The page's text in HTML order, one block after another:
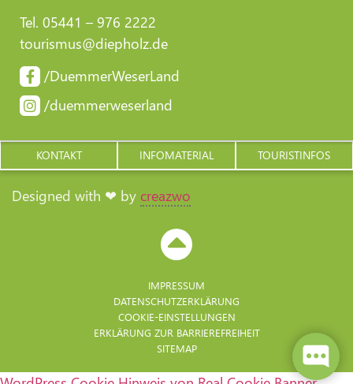
Tel. 05441 – 976 2222
tourismus@diepholz.de
/DuemmerWeserLand
/duemmerweserland
KONTAKT INFOMATERIAL TOURISTINFOS
Designed with ❤ by creazwo
IMPRESSUM
DATENSCHUTZERKLÄRUNG
COOKIE-EINSTELLUNGEN
ERKLÄRUNG ZUR BARRIERE­FREIHEIT
SITEMAP